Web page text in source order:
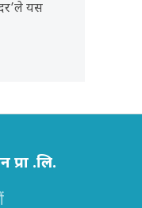
यस
प्रा .लि.